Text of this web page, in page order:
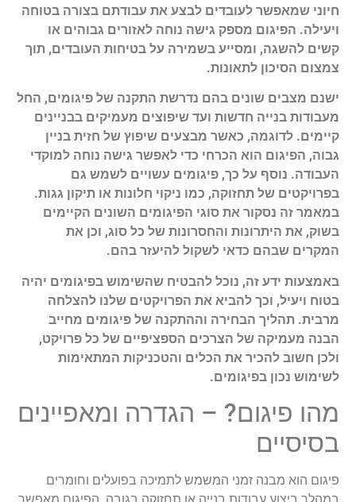
חיוני שמאפשר לעובדים לבצע את עבודתם בצורה בטוחה
ויעילה. הפיגום מספק גישה נוחה לאזורים גבוהים או
קשים להשגה, ומסייע בשמירה על בטיחות העובדים, תוך
צמצום הסיכון לתאונות.
ישנם מצבים שונים בהם נדרשת התקנה של פיגומים, החל
מעבודות בנייה חדשות ועד שיפוצים מעמיקים בבניינים
קיימים. לדוגמה, כאשר מבצעים שיפוץ של חזית בניין
גבוה, הפיגום הוא הכרחי כדי לאפשר גישה נוחה למוקדי
העבודה. נוסף על כך, פיגומים עשויים לשמש גם
בפרויקטים של תחזוקה, כמו ניקוי חלונות או תיקון גגות.
במאמר זה נסקור את סוגי הפיגומים השונים הקיימים
בשוק, את היתרונות והחסרונות של כל סוג, וכן את
המקרים שבהם כדאי לשקול להיעזר בהם.
באמצעות ידע זה, נוכל להבטיח שהשימוש בפיגומים יהיה
בטוח ויעיל, וכך להביא את הפרויקטים שלנו להצלחה
מרבית. תהליך הבחירה וההתקנה של פיגומים מחייב
הבנה מעמיקה של הצרכים הספציפיים של כל פרויקט,
ולכן חשוב להכיר את הכלים והטכניקות המתאימות
לשימוש נכון בפיגומים.
מהו פיגום? – הגדרה ומאפיינים
בסיסיים
פיגום הוא מבנה זמני המשמש לתמיכה בפועלים וחומרים